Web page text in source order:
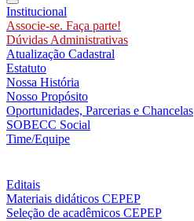
Toggle navigation
Institucional
Associe-se. Faça parte!
Dúvidas Administrativas
Atualização Cadastral
Estatuto
Nossa História
Nosso Propósito
Oportunidades, Parcerias e Chancelas
SOBECC Social
Time/Equipe
Editais
Materiais didáticos CEPEP
Seleção de acadêmicos CEPEP